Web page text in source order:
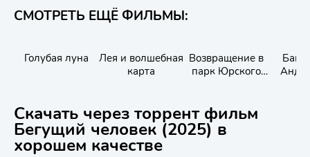
СМОТРЕТЬ ЕЩЁ ФИЛЬМЫ:
Голубая луна
Лея и волшебная
карта
Возвращение в
парк Юрского
Скачать через торрент фильм
Бегущий человек (2025) в
хорошем качестве